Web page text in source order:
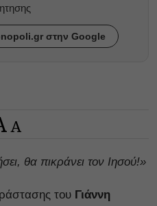
στην Google
A
θα πικράνει τον Ιησού!»
του Γιάννη